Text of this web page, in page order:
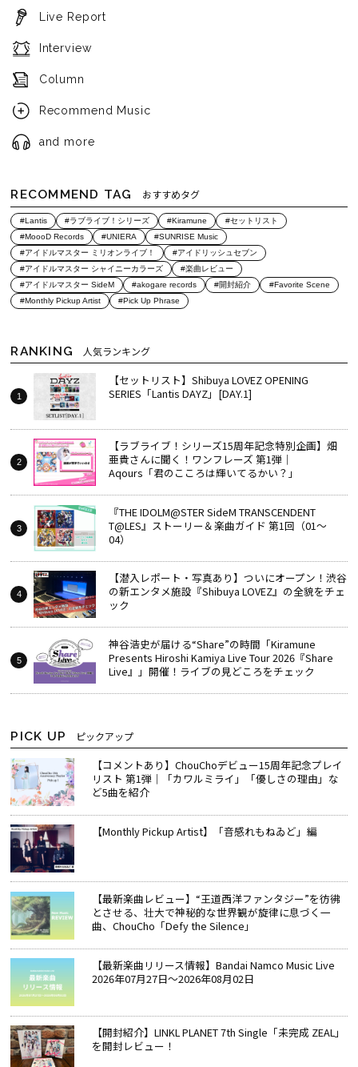
Live Report
Interview
Column
Recommend Music
and more
RECOMMEND TAG おすすめタグ
#Lantis #ラブライブ！シリーズ #Kiramune
#セットリスト
#MoooD Records
#UNIERA
#SUNRISE Music
#アイドルマスター ミリオンライブ！
#アイドリッシュセブン
#アイドルマスター シャイニーカラーズ
#楽曲レビュー
#アイドルマスター SideM
#akogare records #開封紹介
#Favorite Scene
#Monthly Pickup Artist
#Pick Up Phrase
RANKING 人気ランキング
【セットリスト】Shibuya LOVEZ OPENING
SERIES「Lantis DAYZ」[DAY.1]
【ラブライブ！シリーズ15周年記念特別企画】畑
亜貴さんに聞く！ワンフレーズ 第1弾｜
Aqours「君のこころは輝いてるかい？」
『THE IDOLM@STER SideM TRANSCENDENT
T@LES』ストーリー＆楽曲ガイド 第1回（01～
04）
【潜入レポート・写真あり】ついにオープン！渋谷
の新エンタメ施設『Shibuya LOVEZ』の全貌をチェ
ック
神谷浩史が届ける“Share”の時間――「Kiramune
Presents Hiroshi Kamiya Live Tour 2026『Share
Live』」開催！ライブの見どころをチェック
PICK UP ピックアップ
【コメントあり】ChouChoデビュー15周年記念プレイ
リスト 第1弾｜「カワルミライ」「優しさの理由」な
ど5曲を紹介
【Monthly Pickup Artist】「音感れもねゐど」編
【最新楽曲レビュー】“王道西洋ファンタジー”を彷彿
とさせる、壮大で神秘的な世界観が旋律に息づく一
曲、ChouCho「Defy the Silence」
【最新楽曲リリース情報】Bandai Namco Music Live
2026年07月27日～2026年08月02日
【開封紹介】LINKL PLANET 7th Single「未完成 ZEAL」
を開封レビュー！